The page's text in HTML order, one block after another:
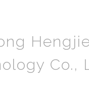
Co.,